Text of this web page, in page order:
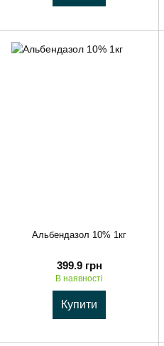
Альбендазол 10% 1кг
399.9 грн
В наявності
Купити